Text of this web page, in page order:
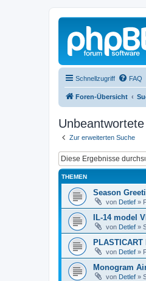
Schnellzugriff FAQ
Foren-Übersicht
Zur erweiterten Suche
THEMEN
Season
von Detlef »
IL-14 model
von Detlef »
von Detlef »
Monogram
von Detlef »